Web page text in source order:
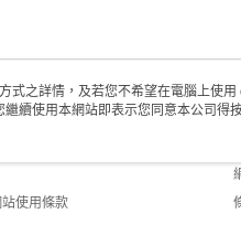
使用條款
式之詳情，及若您不希望在電腦上使
繼續使用本網站即表示您同意本公司得